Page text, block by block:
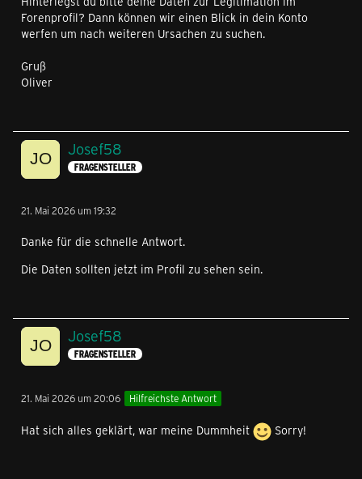
Forenprofil? Dann können wir einen Blick in dein Konto
werfen um nach weiteren Ursachen zu suchen.
Gruß
Oliver
Josef58
FRAGENSTELLER
21. Mai 2026 um 19:32
Danke für die schnelle Antwort.
Die Daten sollten jetzt im Profil zu sehen sein.
Josef58
FRAGENSTELLER
21. Mai 2026 um 20:06 Hilfreichste Antwort
Hat sich alles geklärt, war meine Dummheit Sorry!